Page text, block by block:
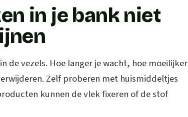
in je bank niet
de vezels. Hoe langer je wacht, hoe moeilijker
Zelf proberen met huismiddeltjes
kunnen de vlek fixeren of de stof